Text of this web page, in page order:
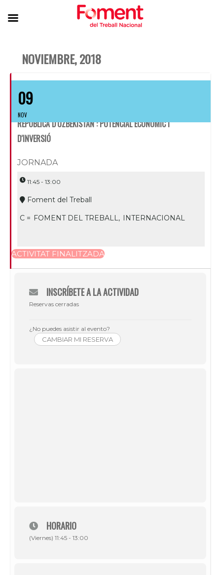
NOVIEMBRE, 2018
09
NOV
REPÚBLICA D'UZBEKISTÁN : POTENCIAL ECONÒMIC I
D'INVERSIÓ
JORNADA
11:45 - 13:00
Foment del Treball
C = FOMENT DEL TREBALL, INTERNACIONAL
ACTIVITAT FINALITZADA
INSCRÍBETE A LA ACTIVIDAD
Reservas cerradas
¿No puedes asistir al evento?
CAMBIAR MI RESERVA
HORARIO
(Viernes) 11:45 - 13:00